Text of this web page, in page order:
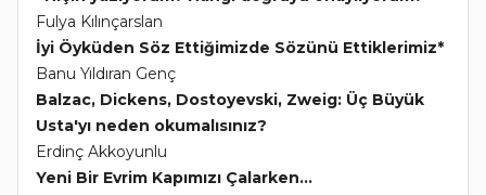
Fulya Kılınçarslan
İyi Öyküden Söz Ettiğimizde Sözünü Ettiklerimiz*
Banu Yıldıran Genç
Balzac, Dickens, Dostoyevski, Zweig: Üç Büyük
Usta'yı neden okumalısınız?
Erdinç Akkoyunlu
Yeni Bir Evrim Kapımızı Çalarken...